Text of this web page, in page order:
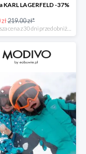
KARL LAGERFELD -37%
219.00 zł*